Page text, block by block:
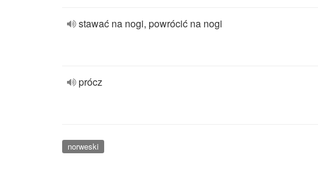
stawać na nogi, powrócić na nogi
prócz
norweski